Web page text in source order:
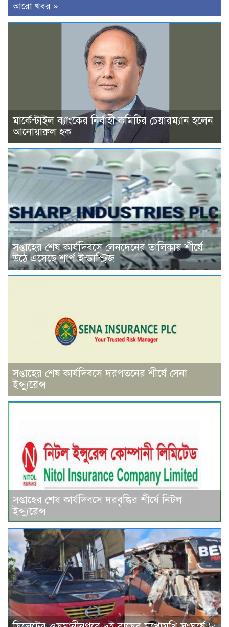
আরো খবর »
মার্কেন্টাইল ব্যাংকের নির্বাহী কমিটির চেয়ারম্যান হলেন
আনোয়ারুল হক
সপ্তাহের শেষ কার্যদিবসে লেনদেনের তালিকায় শীর্ষে
উঠে এসেছে শার্প ইন্ডাস্ট্রিজ
সপ্তাহের শেষ কার্যদিবসে দরপতনের শীর্ষে সেনা
ইন্স্যুরেন্স
সপ্তাহের শেষ কার্যদিবসে দরবৃদ্ধির শীর্ষে নিটল
ইন্স্যুরেন্স